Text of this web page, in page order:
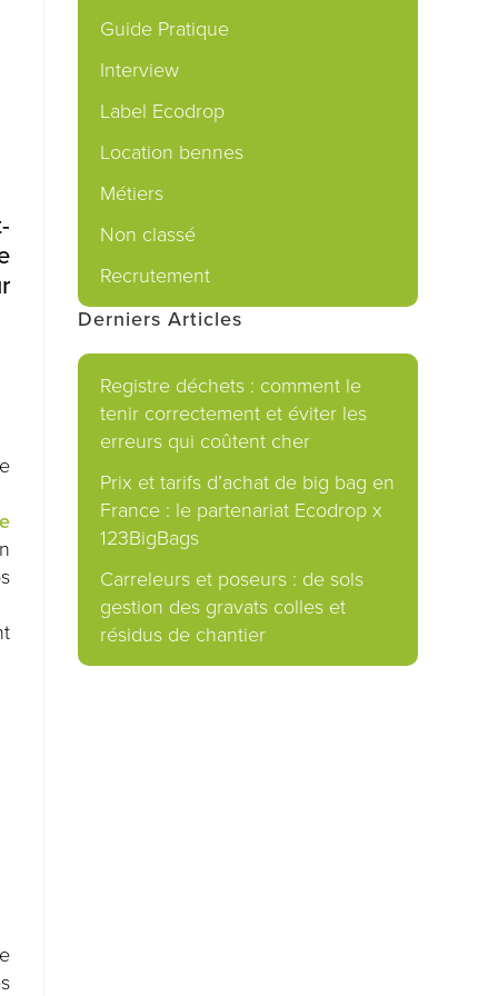
Guide Pratique
Interview
Label Ecodrop
Location bennes
Métiers
Non classé
Recrutement
Derniers Articles
Registre déchets : comment le
tenir correctement et éviter les
erreurs qui coûtent cher
Prix et tarifs d’achat de big bag en
France : le partenariat Ecodrop x
123BigBags
Carreleurs et poseurs : de sols
gestion des gravats colles et
résidus de chantier